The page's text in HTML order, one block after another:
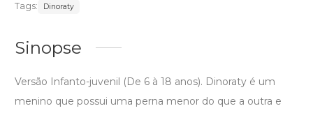
Tags: Dinoraty
Sinopse
Versão Infanto-juvenil (De 6 à 18 anos). Dinoraty é um
menino que possui uma perna menor do que a outra e